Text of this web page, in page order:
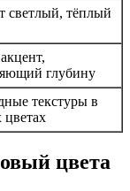
светлый, тёплый
глубину
текстуры в
цветах
цвета